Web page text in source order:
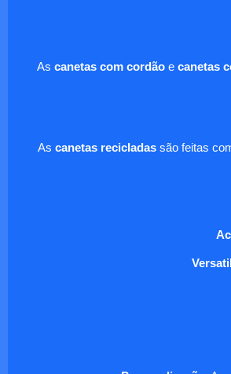
As canetas com cordãoe canetas
As canetas recicladas são feitas